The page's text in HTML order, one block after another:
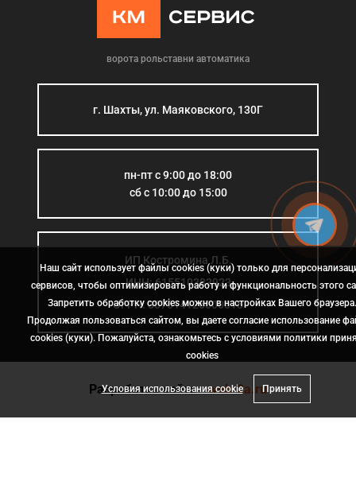
ворота рольставни автоматика
г. Шахты, ул. Маяковского, 130Г
пн-пт с 9:00 до 18:00
сб с 10:00 до 15:00
ИП Костромина Л.Б.
ИНН: 615510383923
ОГРН: 307614126000015
Разработка сайта- web-2a.ru
Наш сайт использует файлы cookies (куки) только для
сервисов, чтобы оптимизировать работу и функциональность этого
Запретить обработку cookies можно в настройках Вашего браузера.
Продолжая пользоваться сайтом, вы даете согласие использование
cookies (куки). Пожалуйста, ознакомьтесь с условиями политики
сookies
Условия использования cookie Принять